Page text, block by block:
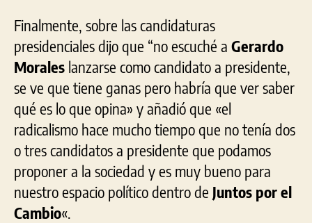
Finalmente, sobre las candidaturas
presidenciales dijo que “no escuché a Gerardo
Morales lanzarse como candidato a presidente,
se ve que tiene ganas pero habría que ver saber
qué es lo que opina» y añadió que «el
radicalismo hace mucho tiempo que no tenía dos
o tres candidatos a presidente que podamos
proponer a la sociedad y es muy bueno para
nuestro espacio político dentro de Juntos por el
Cambio«.